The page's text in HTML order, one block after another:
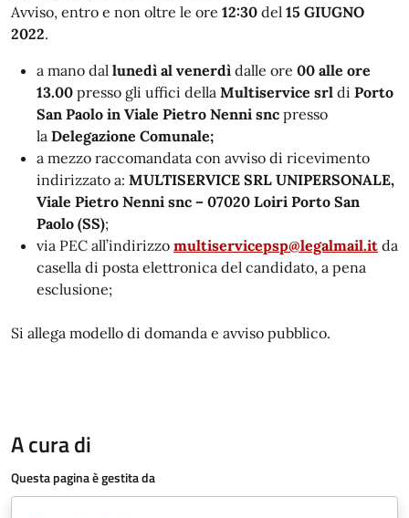
Avviso, entro e non oltre le ore 12:30 del 15 GIUGNO
2022.
a mano dal lunedì al venerdì dalle ore 00 alle ore
13.00 presso gli uffici della Multiservice srl di Porto
San Paolo in Viale Pietro Nenni snc presso
la Delegazione Comunale;
a mezzo raccomandata con avviso di ricevimento
indirizzato a: MULTISERVICE SRL UNIPERSONALE,
Viale Pietro Nenni snc – 07020 Loiri Porto San
Paolo (SS);
via PEC all’indirizzo multiservicepsp@legalmail.it da
casella di posta elettronica del candidato, a pena
esclusione;
Si allega modello di domanda e avviso pubblico.
A cura di
Questa pagina è gestita da